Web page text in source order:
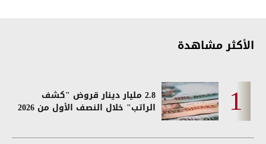
الأكثر مشاهدة
2.8 مليار دينار قروض "كشف
الراتب" خلال النصف الأول من 2026